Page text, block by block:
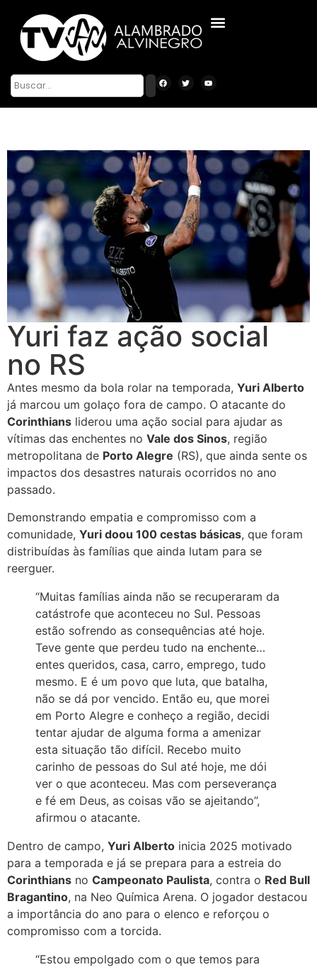
Yuri faz ação social
no RS
Antes mesmo da bola rolar na temporada, Yuri Alberto
já marcou um golaço fora de campo. O atacante do
Corinthians liderou uma ação social para ajudar as
vítimas das enchentes no Vale dos Sinos, região
metropolitana de Porto Alegre (RS), que ainda sente os
impactos dos desastres naturais ocorridos no ano
passado.
Demonstrando empatia e compromisso com a
comunidade, Yuri doou 100 cestas básicas, que foram
distribuídas às famílias que ainda lutam para se
reerguer.
“Muitas famílias ainda não se recuperaram da
catástrofe que aconteceu no Sul. Pessoas
estão sofrendo as consequências até hoje.
Teve gente que perdeu tudo na enchente…
entes queridos, casa, carro, emprego, tudo
mesmo. E é um povo que luta, que batalha,
não se dá por vencido. Então eu, que morei
em Porto Alegre e conheço a região, decidi
tentar ajudar de alguma forma a amenizar
esta situação tão difícil. Recebo muito
carinho de pessoas do Sul até hoje, me dói
ver o que aconteceu. Mas com perseverança
e fé em Deus, as coisas vão se ajeitando”,
afirmou o atacante.
Dentro de campo, Yuri Alberto inicia 2025 motivado
para a temporada e já se prepara para a estreia do
Corinthians no Campeonato Paulista, contra o Red Bull
Bragantino, na Neo Química Arena. O jogador destacou
a importância do ano para o elenco e reforçou o
compromisso com a torcida.
“Estou empolgado com o que temos para